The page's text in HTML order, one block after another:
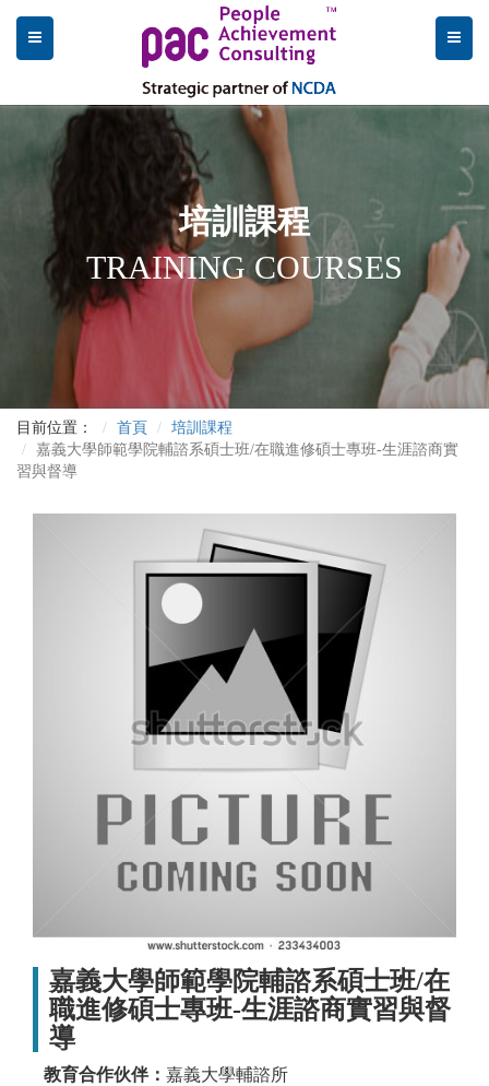
培訓課程
TRAINING COURSES
目前位置： 首頁
培訓課程
嘉義大學師範學院輔諮系碩士班/在職進修碩士專班-生涯諮商實
習與督導
嘉義大學師範學院輔諮系碩士班/在
職進修碩士專班-生涯諮商實習與督
導
教育合作伙伴： 嘉義大學輔諮所